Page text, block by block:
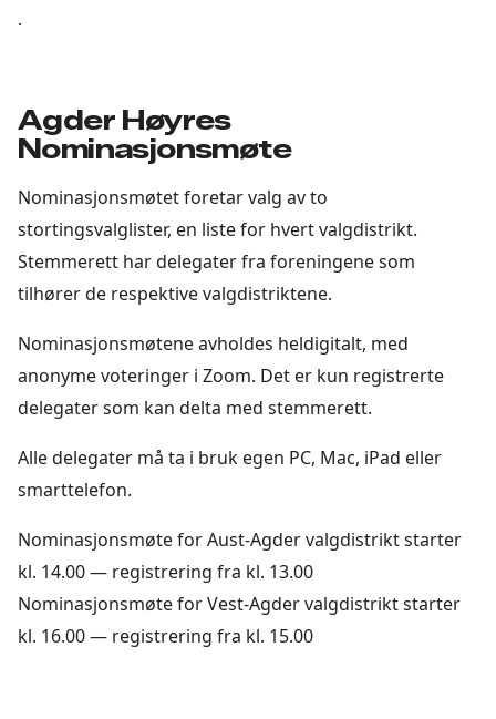
.
Agder Høyres
Nominasjonsmøte
Nominasjonsmøtet foretar valg av to
stortingsvalglister, en liste for hvert valgdistrikt.
Stemmerett har delegater fra foreningene som
tilhører de respektive valgdistriktene.
Nominasjonsmøtene avholdes heldigitalt, med
anonyme voteringer i Zoom. Det er kun registrerte
delegater som kan delta med stemmerett.
Alle delegater må ta i bruk egen PC, Mac, iPad eller
smarttelefon.
Nominasjonsmøte for Aust-Agder valgdistrikt starter
kl. 14.00 — registrering fra kl. 13.00
Nominasjonsmøte for Vest-Agder valgdistrikt starter
kl. 16.00 — registrering fra kl. 15.00